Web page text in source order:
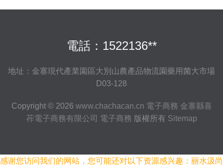
電話：1522136**
地址：金寨現代產業園區大別山農產品物流園藥用菌大市場
D03-128
Copyright © 2026 www.chachacan.cn 電子商務 金寨縣喜
莋電子商務有限公司 電子商務 版權所有 Sitemap
感谢您访问我们的网站，您可能还对以下资源感兴趣：丽水汲尚